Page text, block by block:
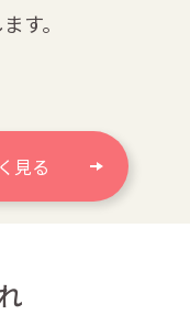
す。
見る